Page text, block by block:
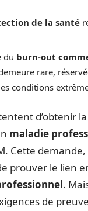
de la santé
du burn-out
rare,
conditions
d’obtenir la
maladie
Cette
prouver le lien
.
de